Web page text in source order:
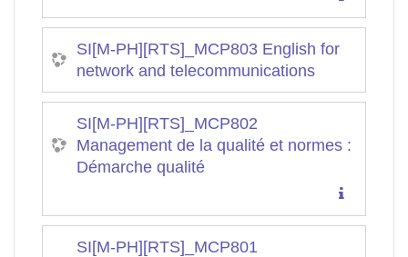
SI[M-PH][RTS]_MCP803 English for
network and telecommunications
SI[M-PH][RTS]_MCP802
Management de la qualité et normes :
Démarche qualité
SI[M-PH][RTS]_MCP801